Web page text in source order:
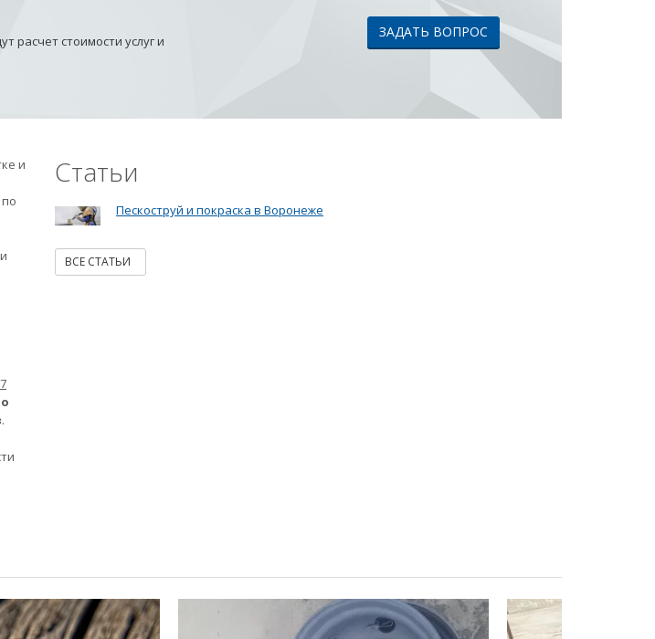
расчет стоимости услуг и
ЗАДАТЬ ВОПРОС
и
.
Статьи
Пескоструй и покраска в Воронеже
ВСЕ СТАТЬИ